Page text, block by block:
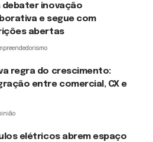
debater inovação
e segue com
abertas
regra do crescimento:
entre comercial, CX e
elétricos abrem espaço